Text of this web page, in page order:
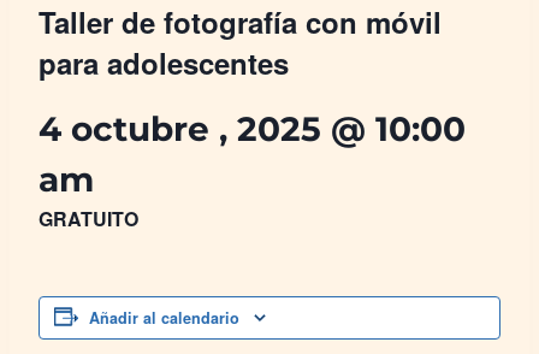
Taller de fotografía con móvil
para adolescentes
4 octubre , 2025 @ 10:00
am
GRATUITO
Añadir al calendario